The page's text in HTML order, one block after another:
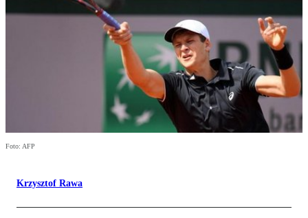
Foto: AFP
Krzysztof Rawa